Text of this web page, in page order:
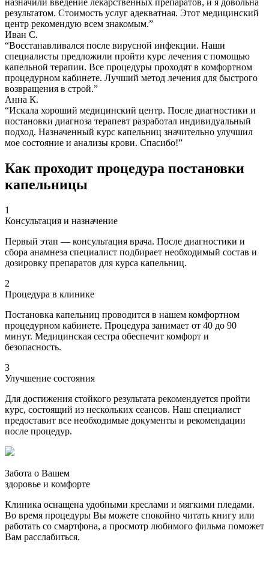
назначили введение лекарственных препаратов, и я довольна
результатом. Стоимость услуг адекватная. Этот медицинский
центр рекомендую всем знакомым.”
Иван С.
“Восстанавливался после вирусной инфекции. Наши
специалисты предложили пройти курс лечения с помощью
капельной терапии. Все процедуры проходят в комфортном
процедурном кабинете. Лучший метод лечения для быстрого
возвращения в строй.”
Анна К.
“Искала хороший медицинский центр. После диагностики и
постановки диагноза терапевт разработал индивидуальный
подход. Назначенный курс капельниц значительно улучшил
мое состояние и анализы крови. Спасибо!”
Как проходит процедура постановки
капельницы
1
Консультация и назначение
Первый этап — консультация врача. После диагностики и
сбора анамнеза специалист подбирает необходимый состав и
дозировку препаратов для курса капельниц.
2
Процедура в клинике
Постановка капельниц проводится в нашем комфортном
процедурном кабинете. Процедура занимает от 40 до 90
минут. Медицинская сестра обеспечит комфорт и
безопасность.
3
Улучшение состояния
Для достижения стойкого результата рекомендуется пройти
курс, состоящий из нескольких сеансов. Наш специалист
предоставит все необходимые документы и рекомендации
после процедур.
Забота о Вашем
здоровье и комфорте
Клиника оснащена удобными креслами и мягкими пледами.
Во время процедуры Вы можете спокойно читать книгу или
работать со смартфона, а просмотр любимого фильма поможет
Вам расслабиться.